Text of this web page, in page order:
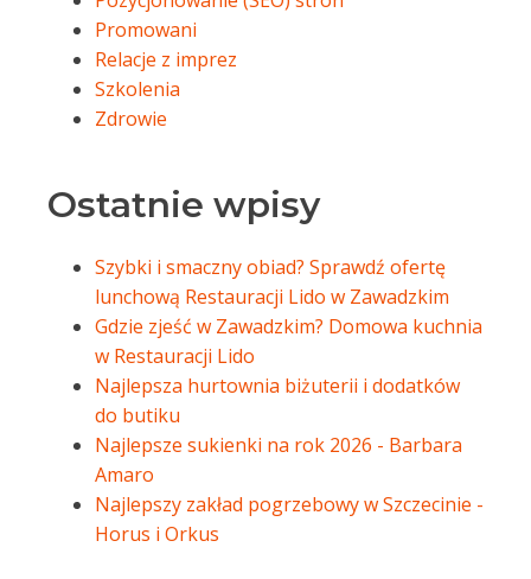
Promowani
Relacje z imprez
Szkolenia
Zdrowie
Ostatnie wpisy
Szybki i smaczny obiad? Sprawdź ofertę
lunchową Restauracji Lido w Zawadzkim
Gdzie zjeść w Zawadzkim? Domowa kuchnia
w Restauracji Lido
Najlepsza hurtownia biżuterii i dodatków
do butiku
Najlepsze sukienki na rok 2026 - Barbara
Amaro
Najlepszy zakład pogrzebowy w Szczecinie -
Horus i Orkus